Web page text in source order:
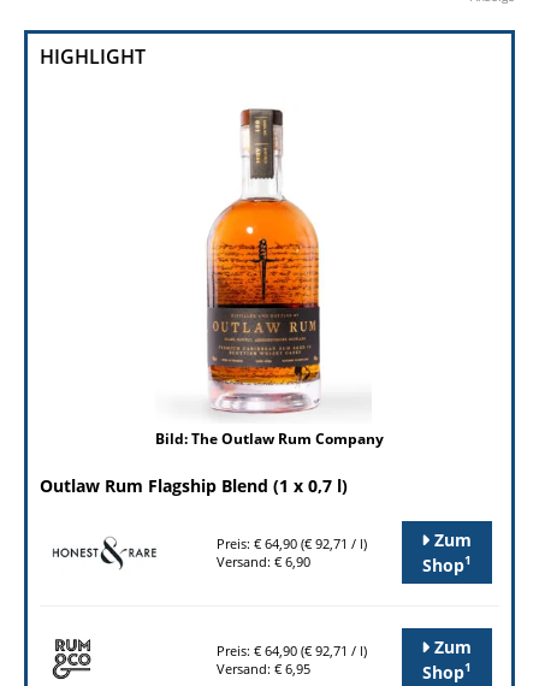
HIGHLIGHT
Bild: The Outlaw Rum Company
Outlaw Rum Flagship Blend (1 x 0,7 l)
Preis: € 64,90 (€ 92,71 / l)
Versand: € 6,90
Zum
Shop1
Preis: € 64,90 (€ 92,71 / l)
Versand: € 6,95
Zum
Shop1